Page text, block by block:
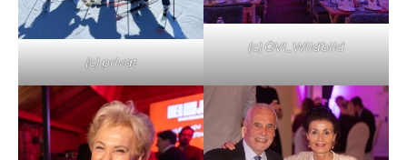
(c) privat
(c) ÖVI_Wildbild